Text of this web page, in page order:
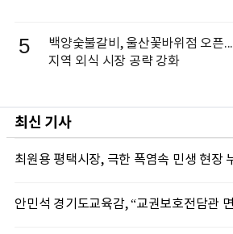
5
백양숯불갈비, 울산꽃바위점 오픈...
지역 외식 시장 공략 강화
최신 기사